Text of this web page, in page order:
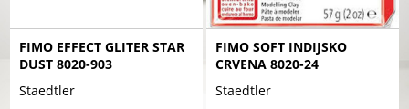
FIMO EFFECT GLITER STAR
DUST 8020-903
Staedtler
FIMO SOFT INDIJSKO
CRVENA 8020-24
Staedtler